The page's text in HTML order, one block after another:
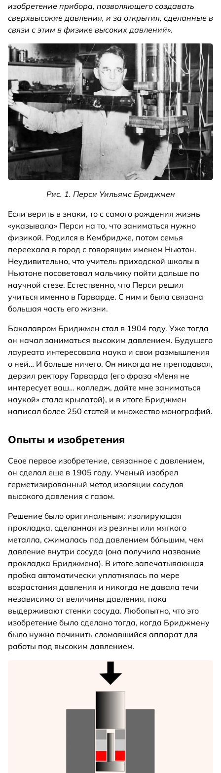
изобретение прибора, позволяющего создавать
сверхвысокие давления, и за открытия, сделанные в
связи с этим в физике высоких давлений».
Рис. 1. Перси Уильямс Бриджмен
Если верить в знаки, то с самого рождения жизнь
«указывала» Перси на то, что заниматься нужно
физикой. Родился в Кембридже, потом семья
переехала в город с говорящим именем Ньютон.
Неудивительно, что учитель приходской школы в
Ньютоне посоветовал мальчику пойти дальше по
научной стезе. Естественно, что Перси решил
учиться именно в Гарварде. С ним и была связана
большая часть его жизни.
Бакалавром Бриджмен стал в 1904 году. Уже тогда
он начал заниматься высоким давлением. Будущего
лауреата интересовала наука и свои размышления
о ней… И больше ничего. Он никогда не преподавал,
дерзил ректору Гарварда (его фраза «Меня не
интересует ваш… колледж, дайте мне заниматься
наукой» стала крылатой), и в итоге Бриджмен
написал более 250 статей и множество монографий.
Опыты и изобретения
Свое первое изобретение, связанное с давлением,
он сделал еще в 1905 году. Ученый изобрел
герметизированный метод изоляции сосудов
высокого давления с газом.
Решение было оригинальным: изолирующая
прокладка, сделанная из резины или мягкого
металла, сжималась под давлением бо́льшим, чем
давление внутри сосуда (она получила название
прокладка Бриджмена). В итоге запечатывающая
пробка автоматически уплотнялась по мере
возрастания давления и никогда не давала течи
независимо от величины давления, пока
выдерживают стенки сосуда. Любопытно, что это
изобретение было сделано тогда, когда Бриджмену
было нужно починить сломавшийся аппарат для
работы под высоким давлением.